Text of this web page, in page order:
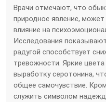
Врачи отмечают, что
природное явление,
влияние на
Исследования
радугой способствует
тревожности. Яркие
выработку серотонина,
общее самочувствие.
служить символом